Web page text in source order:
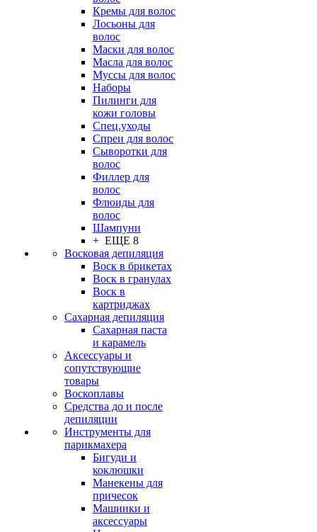
Кремы для волос
Лосьоны для
волос
Маски для волос
Масла для волос
Муссы для волос
Наборы
Пилинги для
кожи головы
Спец.уходы
Спреи для волос
Сыворотки для
волос
Филлер для
волос
Флюиды для
волос
Шампуни
+ ЕЩЕ 8
Восковая депиляция
Воск в брикетах
Воск в гранулах
Воск в
картриджах
Сахарная депиляция
Сахарная паста
и карамель
Аксессуары и
сопутствующие
товары
Воскоплавы
Средства до и после
депиляции
Инструменты для
парикмахера
Бигуди и
коклюшки
Манекены для
причесок
Машинки и
аксессуары